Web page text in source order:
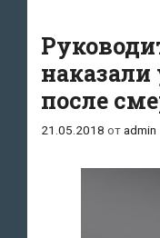
после
21.05.2018 отadmin